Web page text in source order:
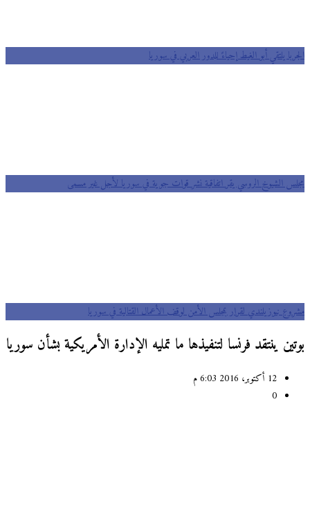
الجربا يلتقي أبو الغيط إحياءً للدور العربي في سوريا
مجلس الشيوخ الروسي يقر اتفاقية نشر قوات جوية في سوريا لأجل غير مسمى
مشروع نيوزيلندي لقرار بمجلس الأمن لوقف الأعمال القتالية في سوريا
بوتين ينتقد فرنسا لتنفيذها ما تمليه الإدارة الأمريكية بشأن سوريا
12 أكتوبر، 2016 6:03 م